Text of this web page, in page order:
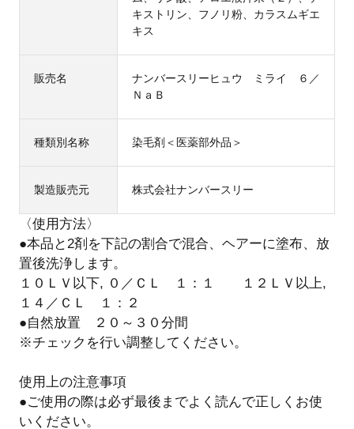
キストリン、フノリ粉、カラスムギエ
キス
販売名
ナンバースリーヒュウ ミライ ６／
ＮａＢ
種類別名称 染毛剤＜医薬部外品＞
製造販売元 株式会社ナンバースリー
〈使用方法〉
●本品と2剤を下記の割合で混合、ヘアーに塗布、放
置後洗浄します。
１０ＬＶ以下, ０／ＣＬ １：１ １２ＬＶ以上,
１４／ＣＬ １：２
●自然放置 ２０～３０分間
※チェックを行い調整してください。
使用上の注意事項
●ご使用の際は必ず最後までよく読んで正しくお使
いください。